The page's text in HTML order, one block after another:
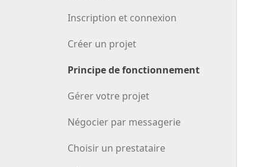
Inscription et connexion
Créer un projet
Principe de fonctionnement
Gérer votre projet
Négocier par messagerie
Choisir un prestataire